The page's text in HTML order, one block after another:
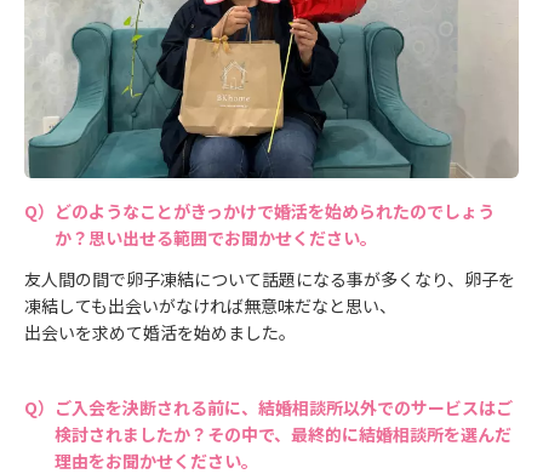
どのようなことがきっかけで婚活を始められたのでしょう
か？思い出せる範囲でお聞かせください。
友人間の間で卵子凍結について話題になる事が多くなり、卵子を
凍結しても出会いがなければ無意味だなと思い、
出会いを求めて婚活を始めました。
ご入会を決断される前に、結婚相談所以外でのサービスはご
検討されましたか？その中で、最終的に結婚相談所を選んだ
理由をお聞かせください。